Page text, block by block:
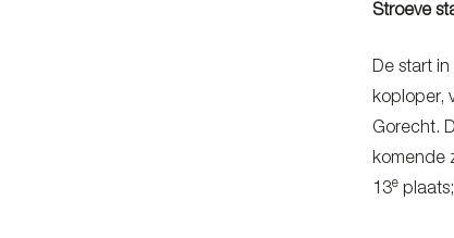
Stroeve
De start
koploper,
Gorecht.
komende
13e